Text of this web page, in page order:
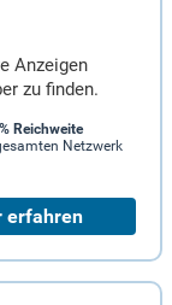
Anzeigen
zu finden.
Reichweite
Netzwerk
erfahren